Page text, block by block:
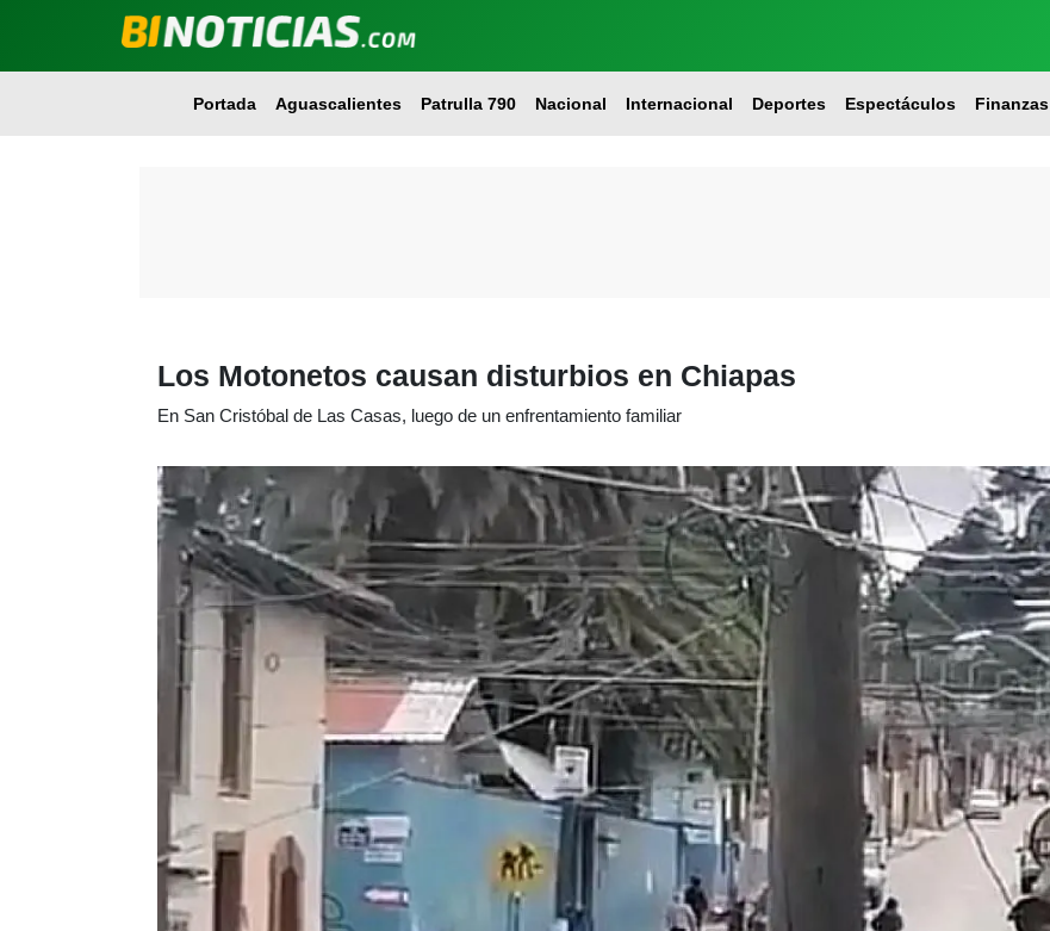
Portada Aguascalientes Patrulla 790 Nacional Internacional Deportes Espectáculos Finanzas
Los Motonetos causan disturbios en Chiapas
En San Cristóbal de Las Casas, luego de un enfrentamiento familiar